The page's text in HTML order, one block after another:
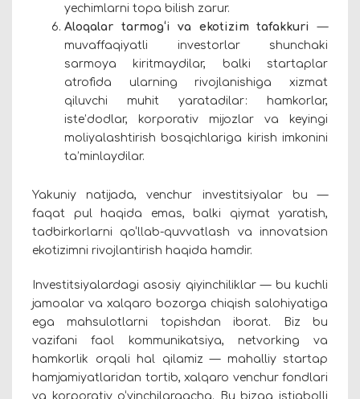
yechimlarni topa bilish zarur.
Aloqalar tarmog‘i va ekotizim tafakkuri
—
muvaffaqiyatli investorlar shunchaki
sarmoya kiritmaydilar, balki startaplar
atrofida ularning rivojlanishiga xizmat
qiluvchi muhit yaratadilar: hamkorlar,
iste’dodlar, korporativ mijozlar va keyingi
moliyalashtirish bosqichlariga kirish imkonini
ta’minlaydilar.
Yakuniy natijada, venchur investitsiyalar bu —
faqat pul haqida emas, balki qiymat yaratish,
tadbirkorlarni qo‘llab-quvvatlash va innovatsion
ekotizimni rivojlantirish haqida hamdir.
Investitsiyalardagi asosiy qiyinchiliklar — bu kuchli
jamoalar va xalqaro bozorga chiqish salohiyatiga
ega mahsulotlarni topishdan iborat. Biz bu
vazifani faol kommunikatsiya, netvorking va
hamkorlik orqali hal qilamiz — mahalliy startap
hamjamiyatlaridan tortib, xalqaro venchur fondlari
va korporativ o‘yinchilargacha. Bu bizga istiqbolli